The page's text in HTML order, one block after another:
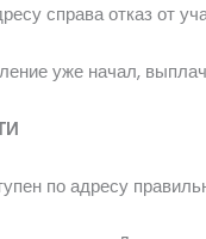
справаотказ от
уже начал,
по адресу